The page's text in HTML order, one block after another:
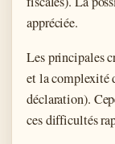
appréciée.
Les principales
et la complexité
déclaration).
ces difficultés